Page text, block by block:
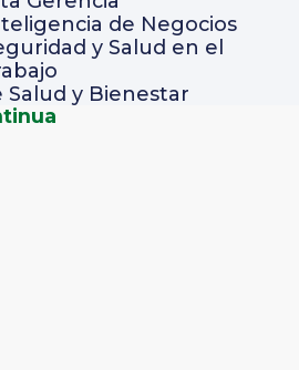
de Negocios
y Salud en el
Salud y Bienestar